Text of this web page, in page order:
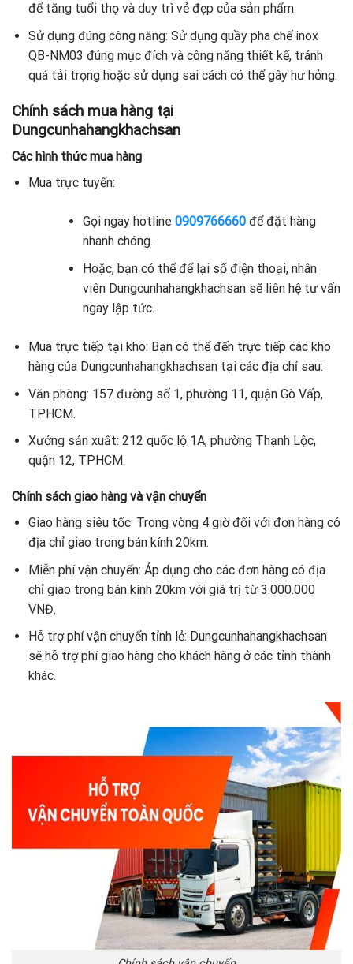
để tăng tuổi thọ và duy trì vẻ đẹp của sản phẩm.
Sử dụng đúng công năng: Sử dụng quầy pha chế inox
QB-NM03 đúng mục đích và công năng thiết kế, tránh
quá tải trọng hoặc sử dụng sai cách có thể gây hư hỏng.
Chính sách mua hàng tại
Dungcunhahangkhachsan
Các hình thức mua hàng
Mua trực tuyến:
Gọi ngay hotline 0909766660để đặt hàng
nhanh chóng.
Hoặc, bạn có thể để lại số điện thoại, nhân
viên Dungcunhahangkhachsan sẽ liên hệ tư vấn
ngay lập tức.
Mua trực tiếp tại kho: Bạn có thể đến trực tiếp các kho
hàng của Dungcunhahangkhachsan tại các địa chỉ sau:
Văn phòng: 157 đường số 1, phường 11, quận Gò Vấp,
TPHCM.
Xưởng sản xuất: 212 quốc lộ 1A, phường Thạnh Lộc,
quận 12, TPHCM.
Chính sách giao hàng và vận chuyển
Giao hàng siêu tốc: Trong vòng 4 giờ đối với đơn hàng có
địa chỉ giao trong bán kính 20km.
Miễn phí vận chuyển: Áp dụng cho các đơn hàng có địa
chỉ giao trong bán kính 20km với giá trị từ 3.000.000
VNĐ.
Hỗ trợ phí vận chuyển tỉnh lẻ: Dungcunhahangkhachsan
sẽ hỗ trợ phí giao hàng cho khách hàng ở các tỉnh thành
khác.